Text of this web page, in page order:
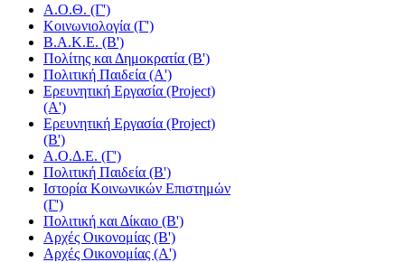
Α.Ο.Θ. (Γ')
Κοινωνιολογία (Γ')
Β.Α.Κ.Ε. (Β')
Πολίτης και Δημοκρατία (Β')
Πολιτική Παιδεία (A')
Ερευνητική Εργασία (Project)
(Α')
Ερευνητική Εργασία (Project)
(Β')
Α.Ο.Δ.Ε. (Γ')
Πολιτική Παιδεία (Β')
Ιστορία Κοινωνικών Επιστημών
(Γ')
Πολιτική και Δίκαιο (Β')
Αρχές Οικονομίας (Β')
Αρχές Οικονομίας (Α')